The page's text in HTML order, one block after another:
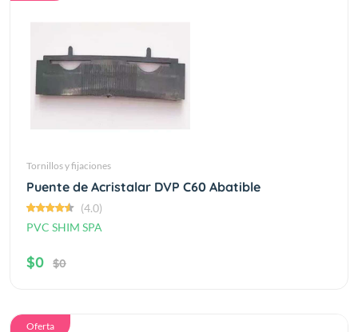
Tornillos y fijaciones
Puente de Acristalar DVP C60 Abatible
(4.0)
PVC SHIM SPA
$0 $0
Oferta